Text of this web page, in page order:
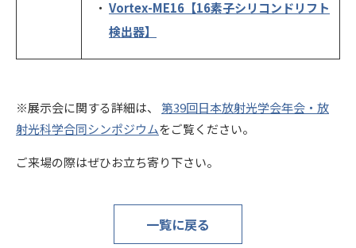
Vortex-ME16 【16素子シリコンドリフト
検出器】
※展示会に関する詳細は、
第39回日本放射光学会年会・放
射光科学合同シンポジウムをご覧ください。
ご来場の際はぜひお立ち寄り下さい。
一覧に戻る